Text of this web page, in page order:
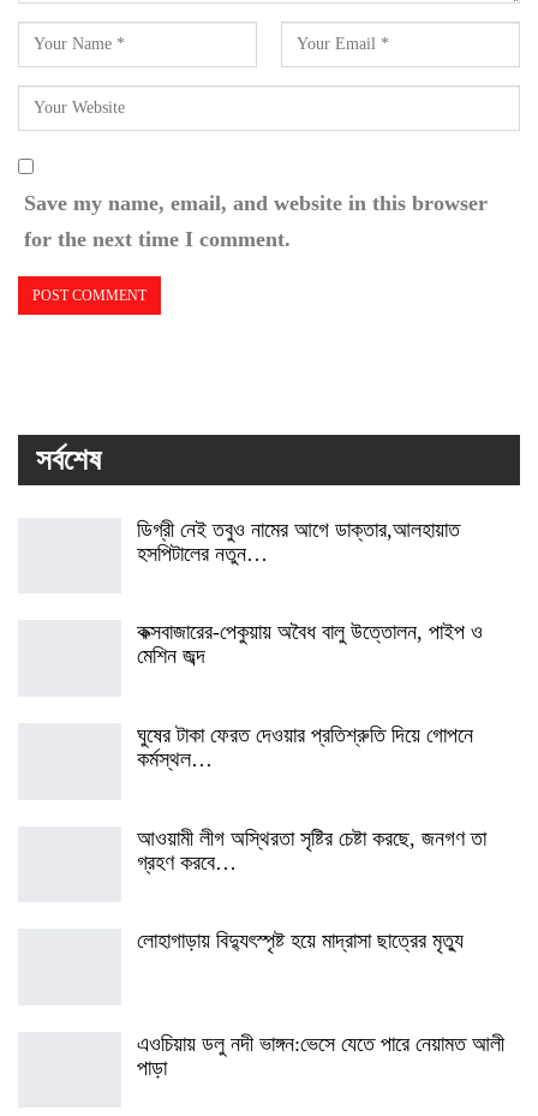
Save my name, email, and website in this browser
for the next time I comment.
সর্বশেষ
ডিগ্রী নেই তবুও নামের আগে ডাক্তার,আলহায়াত
হসপিটালের নতুন…
কক্সবাজারের-পেকুয়ায় অবৈধ বালু উত্তোলন, পাইপ ও
মেশিন জব্দ
ঘুষের টাকা ফেরত দেওয়ার প্রতিশ্রুতি দিয়ে গোপনে
কর্মস্থল…
আওয়ামী লীগ অস্থিরতা সৃষ্টির চেষ্টা করছে, জনগণ তা
গ্রহণ করবে…
লোহাগাড়ায় বিদ্যুৎস্পৃষ্ট হয়ে মাদ্রাসা ছাত্রের মৃত্যু
এওচিয়ায় ডলু নদী ভাঙ্গন:ভেসে যেতে পারে নেয়ামত আলী
পাড়া